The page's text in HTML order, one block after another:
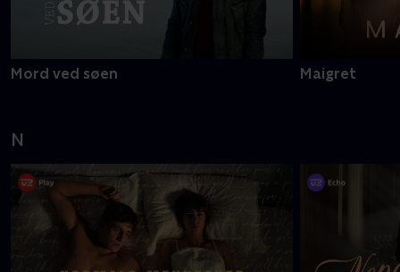
Mord ved søen Maigret
N